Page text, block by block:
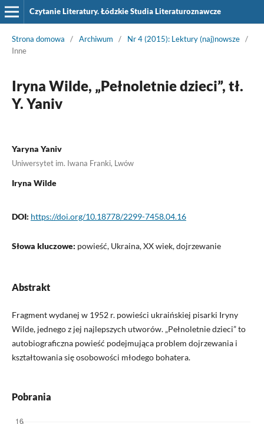
Czytanie Literatury. Łódzkie Studia Literaturoznawcze
Strona domowa / Archiwum / Nr 4 (2015): Lektury (naj)nowsze /
Inne
Iryna Wilde, „Pełnoletnie dzieci”, tł.
Y. Yaniv
Yaryna Yaniv
Uniwersytet im. Iwana Franki, Lwów
Iryna Wilde
DOI: https://doi.org/10.18778/2299-7458.04.16
Słowa kluczowe: powieść, Ukraina, XX wiek, dojrzewanie
Abstrakt
Fragment wydanej w 1952 r. powieści ukraińskiej pisarki Iryny
Wilde, jednego z jej najlepszych utworów. „Pełnoletnie dzieci” to
autobiograficzna powieść podejmująca problem dojrzewania i
kształtowania się osobowości młodego bohatera.
Pobrania